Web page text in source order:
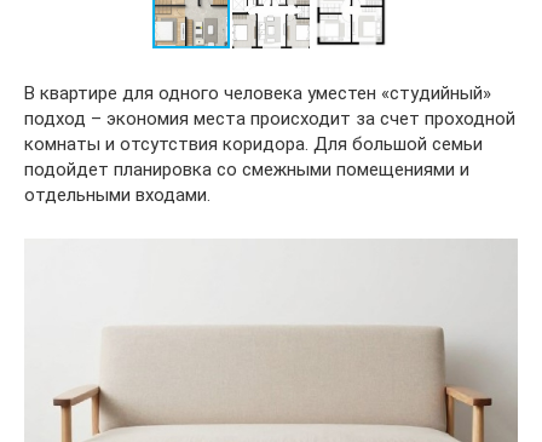
В квартире для одного человека уместен «студийный»
подход – экономия места происходит за счет проходной
комнаты и отсутствия коридора. Для большой семьи
подойдет планировка со смежными помещениями и
отдельными входами.